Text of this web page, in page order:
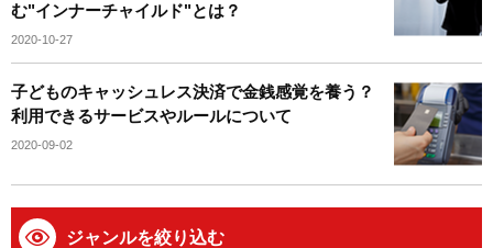
む"インナーチャイルド"とは？
2020-10-27
子どものキャッシュレス決済で金銭感覚を養う？
利用できるサービスやルールについて
2020-09-02
ジャンルを絞り込む